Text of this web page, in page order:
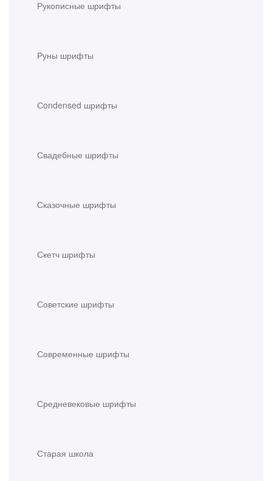
Рукописные шрифты
Руны шрифты
Сondensed шрифты
Свадебные шрифты
Сказочные шрифты
Скетч шрифты
Советские шрифты
Современные шрифты
Средневековые шрифты
Старая школа